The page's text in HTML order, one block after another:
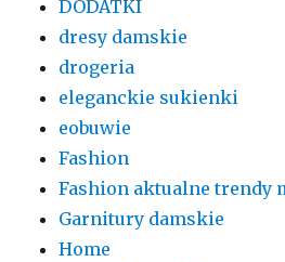
DODATKI
dresy damskie
drogeria
eleganckie sukienki
eobuwie
Fashion
Fashion aktualne trendy
Garnitury damskie
Home